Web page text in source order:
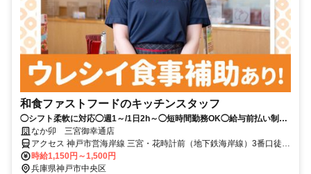
和食ファストフードのキッチンスタッフ
◯シフト柔軟に対応◯週1～/1日2h～◯短時間勤務OK◯給与前払い制度
あり！◯まかない（食事補助）あり
なか卯 三宮御幸通店
アクセス 神戸市営海岸線 三宮・花時計前（地下鉄海岸線）3番口徒歩
約2分、阪神本線/阪神なんば線 神戸三宮〔阪神線〕東口(南)徒歩約3
分、ＪＲ東海道本線 三ノ宮（ＪＲ）中央口(西)徒歩約6分
時給1,150円～1,500円
兵庫県神戸市中央区